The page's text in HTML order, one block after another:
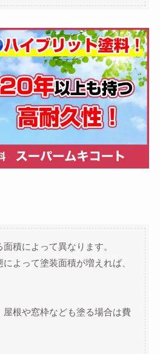
積によって異なります。
よって塗装面積が増えれば、
屋根や窓枠なども塗る場合は費